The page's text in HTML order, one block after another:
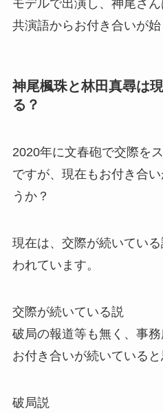
モデルで出演し、神尾さ
共演語からお付き合いが
神尾楓珠と林田真尋は
る？
2020年に文春砲で交際を
ですが、現在もお付き合
うか？
現在は、交際が続いてい
われています。
交際が続いている説
破局の報道等も無く、事
お付き合いが続いている
破局説